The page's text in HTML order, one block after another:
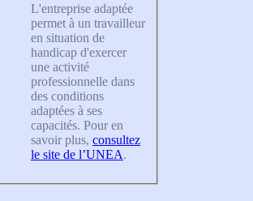
L'entreprise adaptée
permet à un travailleur
en situation de
handicap d'exercer
une activité
professionnelle dans
des conditions
adaptées à ses
capacités. Pour en
savoir plus, consultez
le site de l’UNEA.